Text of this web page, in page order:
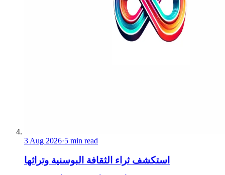
3 Aug 2026·5 min read
استكشف ثراء الثقافة البوسنية وتراثها